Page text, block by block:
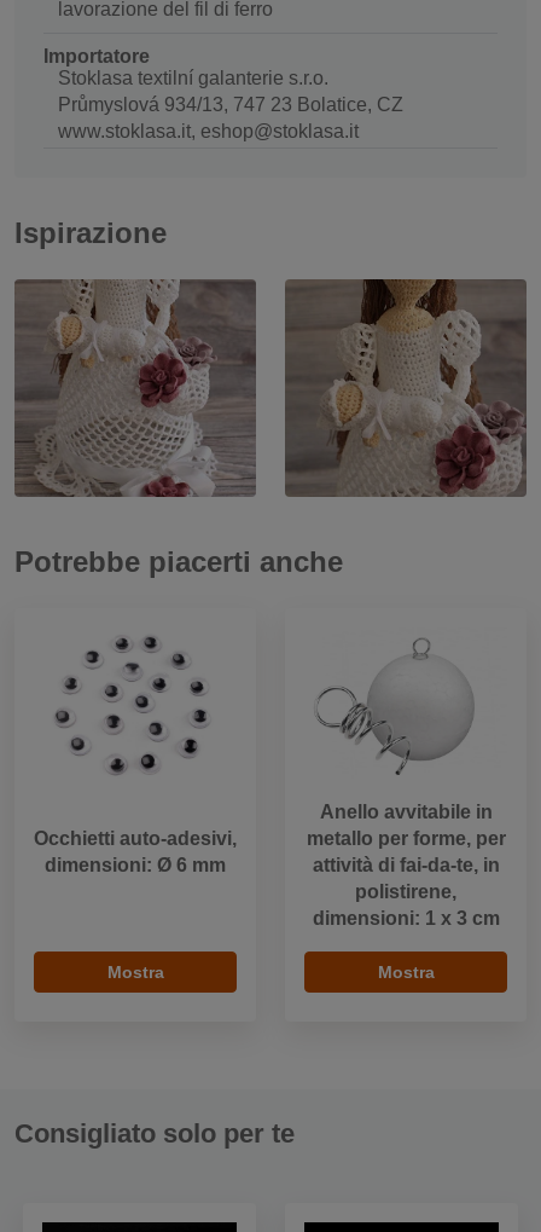
lavorazione del fil di ferro
Importatore
Stoklasa textilní galanterie s.r.o.
Průmyslová 934/13, 747 23 Bolatice, CZ
www.stoklasa.it, eshop@stoklasa.it
Ispirazione
Potrebbe piacerti anche
Occhietti auto-adesivi,
dimensioni: Ø 6 mm
Mostra
Anello avvitabile in
metallo per forme, per
attività di fai-da-te, in
polistirene,
dimensioni: 1 x 3 cm
Mostra
Consigliato solo per te